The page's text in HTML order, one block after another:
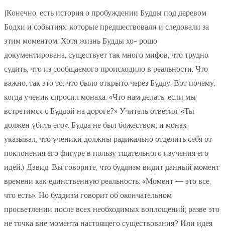
(Конечно, есть история о пробуждении Будды под деревом
Бодхи и событиях, которые предшествовали и следовали за
этим моментом. Хотя жизнь Будды хо- рошо
документирована, существует так много мифов, что трудно
судить, что из сообщаемого происходило в реальности. Что
важно, так это то, что было открыто через Будду. Вот почему,
когда ученик спросил монаха: «Что нам делать, если мы
встретимся с Буддой на дороге?» Учитель ответил: «Ты
должен убить его». Будда не был божеством, и монах
указывал, что ученики должны радикально отделить себя от
поклонения его фигуре в пользу тщательного изучения его
идей.) Дэвид, Вы говорите, что буддизм видит данный момент
времени как единственную реальность: «Момент — это все,
что есть». Но буддизм говорит об окончательном
просветлении после всех необходимых воплощений; разве это
не точка вне момента настоящего существования? Или идея